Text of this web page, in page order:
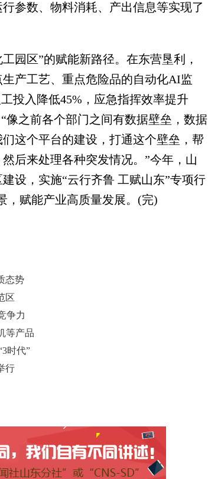
参数、物料消耗、产出信息等实现了
区”的赋能新路径。在东营垦利，
产工艺、重点危险品的自动化AI监
投入降低45%，应急指挥效率提升
像之前各个部门之间有数据壁垒，数据
这个平台的建设，打通这个壁垒，帮
后来处理各种突发情况。”今年，山
设，实施“云行齐鲁 工赋山东”专项行
，赋能产业高质量发展。(完)
态势
区
争力
等产品
时代”
行